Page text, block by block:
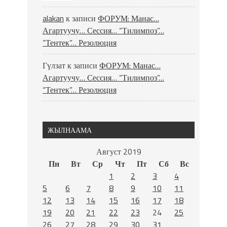
alakan к записи ФОРУМ: Манас…
Агартуучу… Сессия… “Тилимпоз”…
“Тентек”… Резолюция
Гүлзатк записи ФОРУМ: Манас…
Агартуучу… Сессия… “Тилимпоз”…
“Тентек”… Резолюция
ЖЫЛНААМА
Август 2019
Пн
Вт Ср Чт Пт Сб
Вс
1
2 3
4
5
6 7 8 9 10
11
12
13 14 15 16 17
18
19
20 21 22 23 24
25
26
27 28 29 30
31